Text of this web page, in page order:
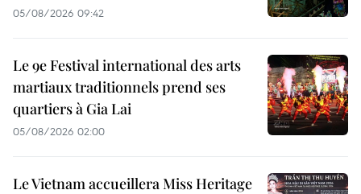
05/08/2026 09:42
Le 9e Festival international des arts
martiaux traditionnels prend ses
quartiers à Gia Lai
05/08/2026 02:00
Le Vietnam accueillera Miss Heritage